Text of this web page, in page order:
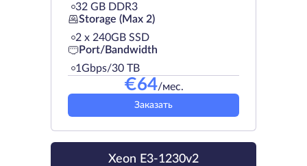
32 GB DDR3
Storage (Max 2)
2 х 240GB SSD
Port/Bandwidth
1Gbps/30 TB
€64/мес.
Заказать
Xeon E3-1230v2